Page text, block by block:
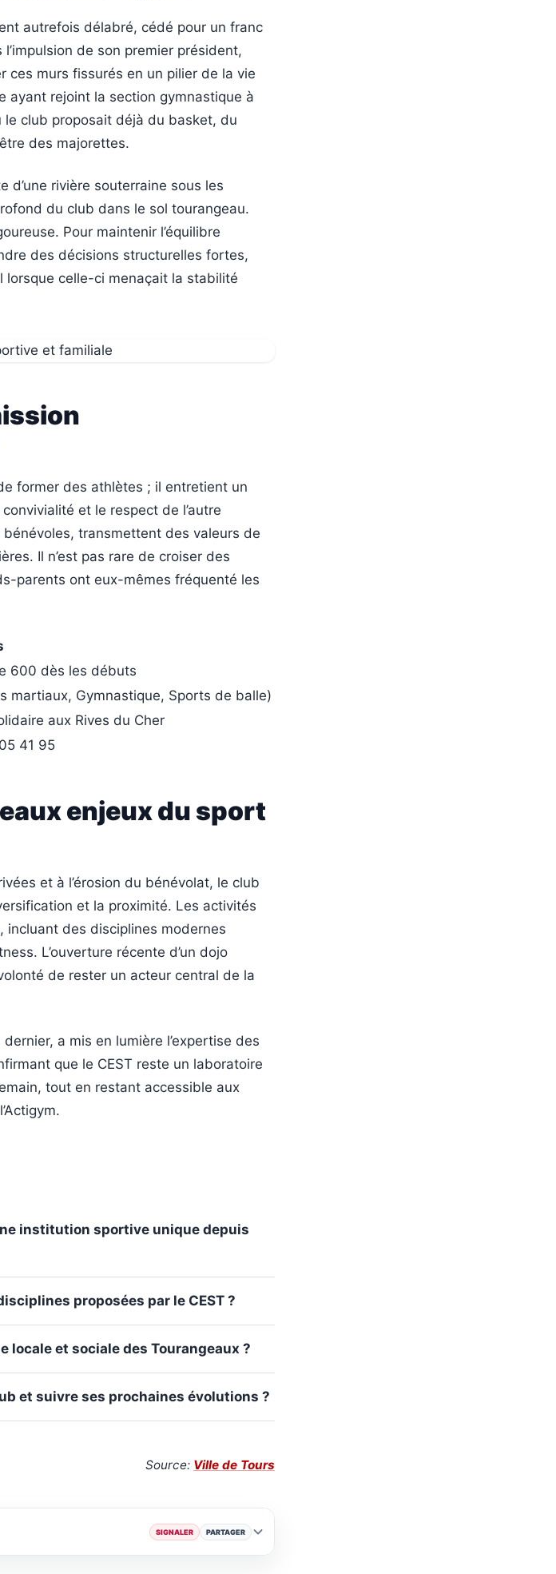
autrefois délabré, cédé pour un franc
de son premier président,
ces murs fissurés en un pilier de la vie
ayant rejoint la section gymnastique à
le club proposait déjà du basket, du
des majorettes.
d’une rivière souterraine sous les
du club dans le sol tourangeau.
Pour maintenir l’équilibre
des décisions structurelles fortes,
celle-ci menaçait la stabilité
former des athlètes ; il entretient un
convivialité et le respect de l’autre
transmettent des valeurs de
Il n’est pas rare de croiser des
parents ont eux-mêmes fréquenté les
600 dès les débuts
martiaux, Gymnastique, Sports de balle)
aux Rives du Cher
41 95
enjeux du sport
et à l’érosion du bénévolat, le club
et la proximité. Les activités
incluant des disciplines modernes
L’ouverture récente d’un dojo
de rester un acteur central de la
a mis en lumière l’expertise des
que le CEST reste un laboratoire
tout en restant accessible aux
institution sportive unique depuis
proposées par le CEST ?
locale et sociale des Tourangeaux ?
et suivre ses prochaines évolutions ?
Source: Ville de Tours
SIGNALER PARTAGER